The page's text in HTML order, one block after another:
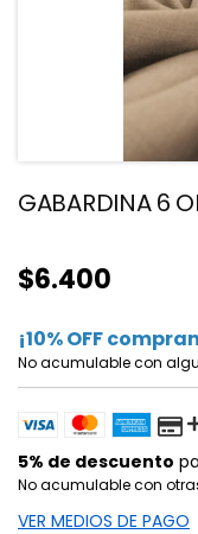
GABARDINA 6
$6.400
¡10% OFF
No acumulable con
5% de descuento
No acumulable con
VER MEDIOS DE PAGO